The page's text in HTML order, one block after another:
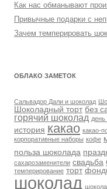
Как нас обманывают
Привычные подарки с
Зачем темперировать
ОБЛАКО ЗАМЕТОК
Сальвадор Дали и шоколад
Шоколадный торт без
горячий шоколад день
история какао какао-
корпоративные наборы кофе
польза шоколада
сахарозаменители свадьба
темперирование торт
шоколад